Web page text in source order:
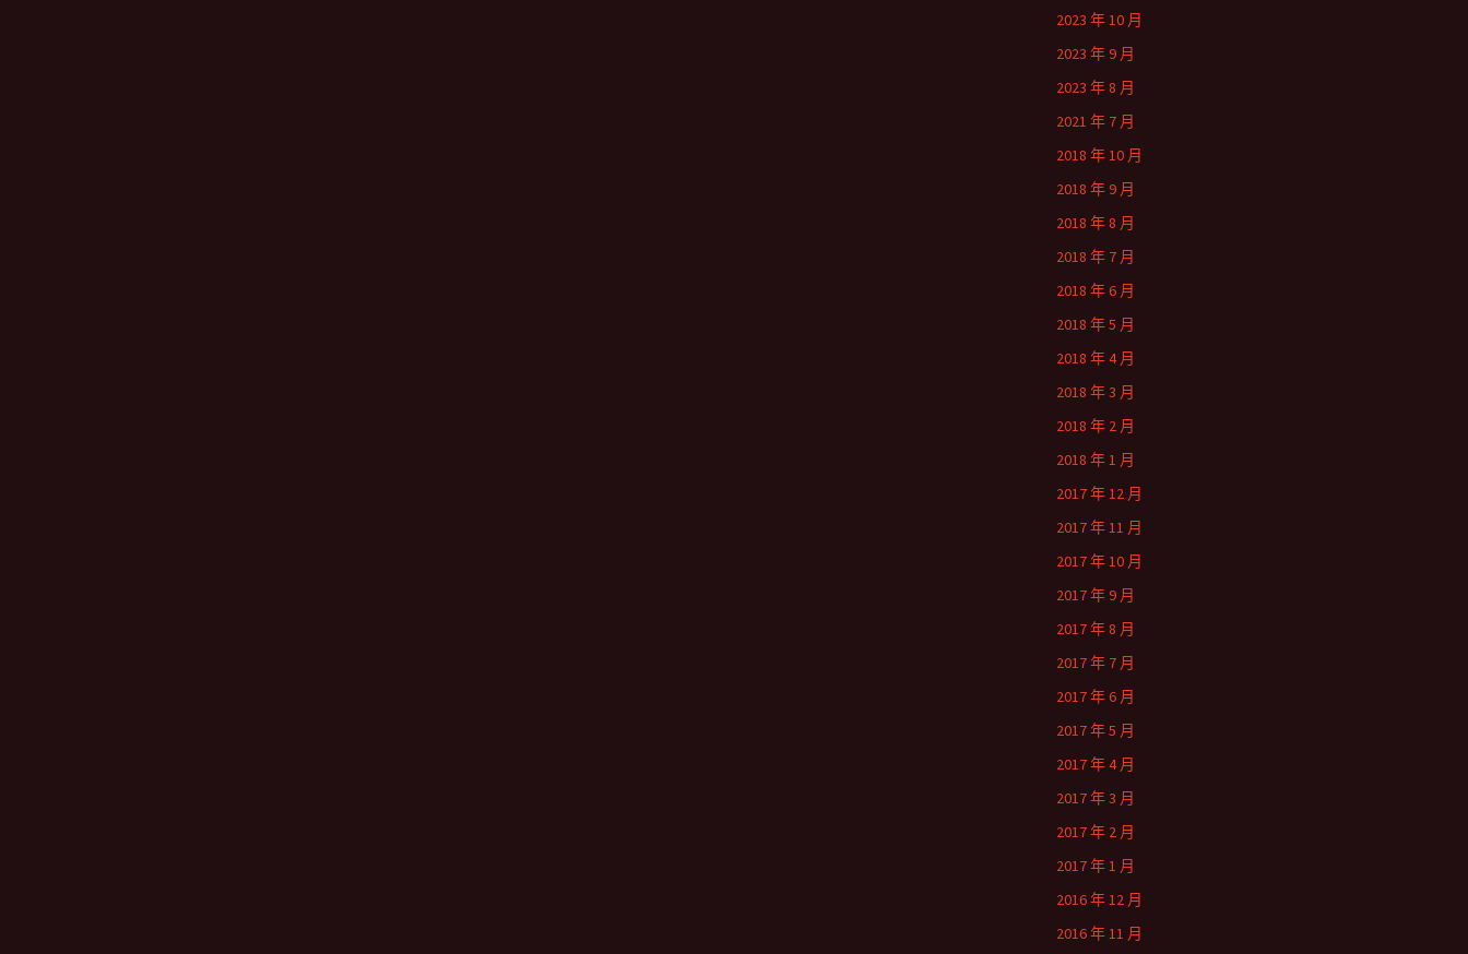
2023 年 10 月
2023 年 9 月
2023 年 8 月
2021 年 7 月
2018 年 10 月
2018 年 9 月
2018 年 8 月
2018 年 7 月
2018 年 6 月
2018 年 5 月
2018 年 4 月
2018 年 3 月
2018 年 2 月
2018 年 1 月
2017 年 12 月
2017 年 11 月
2017 年 10 月
2017 年 9 月
2017 年 8 月
2017 年 7 月
2017 年 6 月
2017 年 5 月
2017 年 4 月
2017 年 3 月
2017 年 2 月
2017 年 1 月
2016 年 12 月
2016 年 11 月